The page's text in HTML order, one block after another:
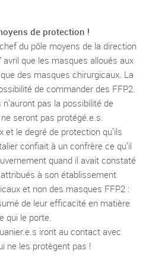
de protection !
du pôle moyens de la direction
que les masques alloués aux
des masques chirurgicaux. La
de commander des FFP2.
pas la possibilité de
seront pas protégé.e.s.
le degré de protection qu’ils
confiait à un confrère ce qu’il
quand il avait constaté
à son établissement
et non des masques FFP2 :
de leur efficacité en matière
qui le porte.
iront au contact avec
ne les protègent pas !